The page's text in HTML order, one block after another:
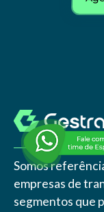
Somos
empresas de
segmentos que